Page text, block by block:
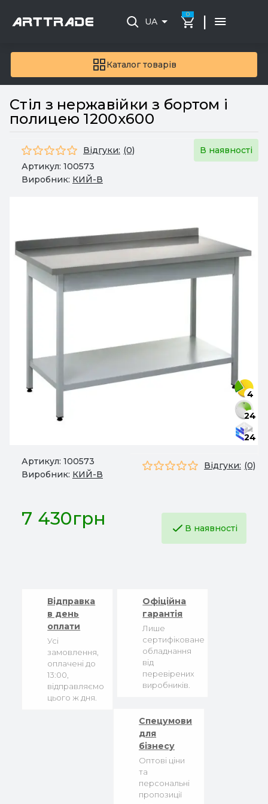
Каталог товарів
UA
0 |
Стіл з нержавійки з бортом і
полицею 1200x600
Відгуки: (0)
В наявності
Артикул: 100573
Виробник: КИЙ-В
4
24
24
Артикул: 100573
Виробник: КИЙ-В
Відгуки: (0)
7 430грн В наявності
Відправка
в день
оплати
Усі
замовлення,
оплачені до
13:00,
відправляємо
цього ж дня.
Офіційна
гарантія
Лише
сертифіковане
обладнання
від
перевірених
виробників.
Спецумови
для
бізнесу
Оптові ціни
та
персональні
пропозиції